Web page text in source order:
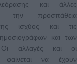
και άλλες
την προσπάθεια
ισχύος και τις
και των
Οι αλλαγές και οι
φαίνεται να έχουν